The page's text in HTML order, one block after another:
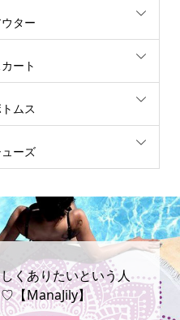
ター
カート
ムス
ューズ
くありたいという人
【ManaJily】